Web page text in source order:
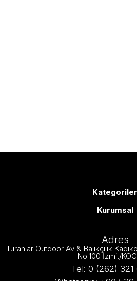
Kategoriler
Kurumsal
Adres
Turanlar Outdoor Av & Balıkçılık
No:100 İzmit/
Tel: 0 (262) 321